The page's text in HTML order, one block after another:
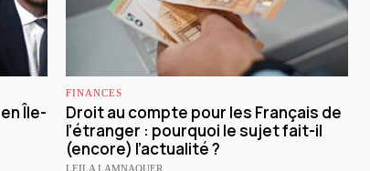
Île-
FINANCES
Droit au compte pour les Français de
l’étranger : pourquoi le sujet fait-il
(encore) l’actualité ?
LEILA LAMNAOUER